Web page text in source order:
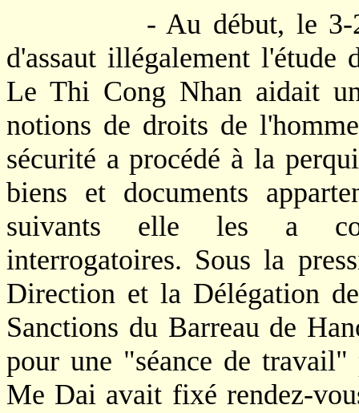
- Au début, le 3-2-07,
d'assaut illégalement
Le Thi Cong Nhan aidait
notions de droits de
sécurité a procédé à la
biens et documents
suivants elle les a
interrogatoires. Sous la
Direction et la Délégation
Sanctions du Barreau de
pour une "séance de
Me Dai avait fixé rendez-